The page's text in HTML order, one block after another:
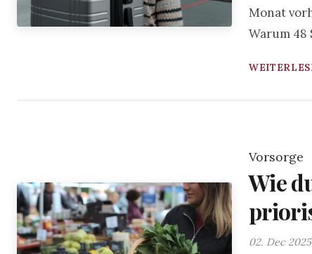
Monat
Warum 48
Vorsorge
Wie
02. Dec